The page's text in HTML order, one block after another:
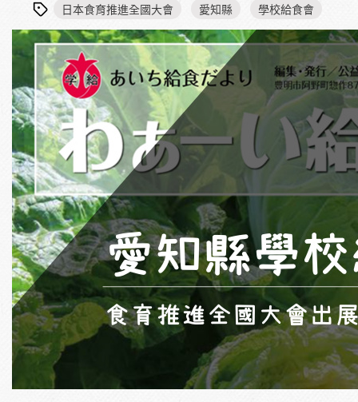
日本食育推進全國大會 愛知縣 學校給食會